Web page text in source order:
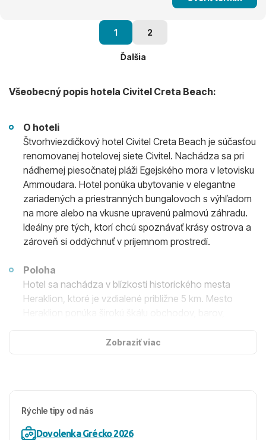
1 2
Ďalšia
Všeobecný popis hotela Civitel Creta Beach:
O hoteli
Štvorhviezdičkový hotel Civitel Creta Beach je súčasťou
renomovanej hotelovej siete Civitel. Nachádza sa pri
nádhernej piesočnatej pláži Egejského mora v letovisku
Ammoudara. Hotel ponúka ubytovanie v elegantne
zariadených a priestranných bungalovoch s výhľadom
na more alebo na vkusne upravenú palmovú záhradu.
Ideálny pre tých, ktorí chcú spoznávať krásy ostrova a
zároveň si oddýchnuť v príjemnom prostredí.
Poloha
Hotel sa nachádza v blízkosti historického mesta
Heraklion, ktoré je vzdialené približne 5 km. Mesto
ľahký prístup miestnou autobusovou dopravou alebo
výhľadom do záhrady, dvojlôžkové bungalovy s
možnosťou pristelky, rodinné izby až pre 4 osoby.
Zobraziť viac
Rýchle tipy od nás
Dovolenka Grécko 2026